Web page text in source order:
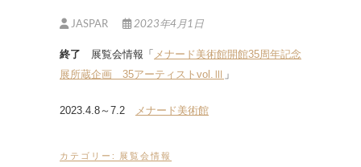
JASPAR 2023年4月1日
終了 展覧会情報「 メナード美術館開館35周年記念
展所蔵企画 35アーティストvol.Ⅲ 」
2023.4.8～7.2 メナード美術館
カテゴリー: 展覧会情報